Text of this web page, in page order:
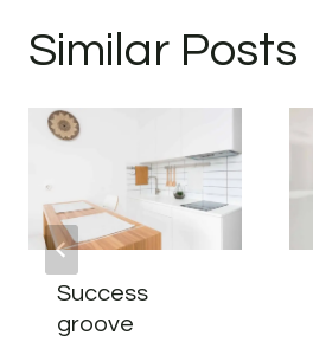
Similar Posts
Success
groove